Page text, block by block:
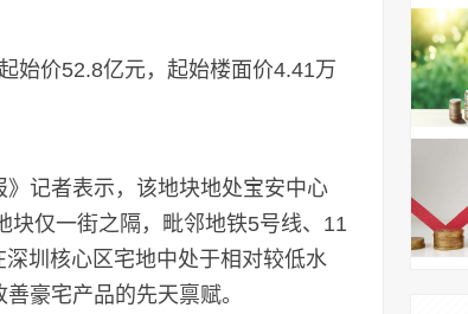
价52.8亿元，起始楼面价4.41万
记者表示，该地块地处宝安中心
块仅一街之隔，毗邻地铁5号线、11
圳核心区宅地中处于相对较低水
豪宅产品的先天禀赋。